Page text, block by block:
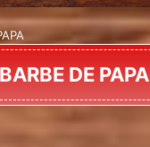
BARBE DE PAPA